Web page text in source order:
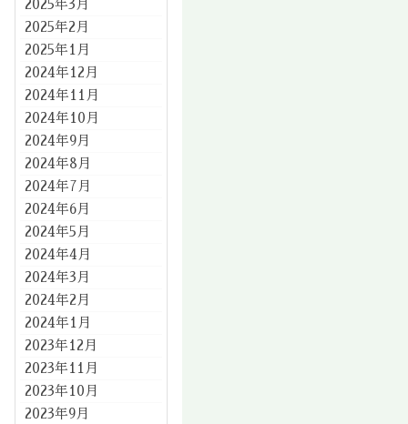
2025年3月
2025年2月
2025年1月
2024年12月
2024年11月
2024年10月
2024年9月
2024年8月
2024年7月
2024年6月
2024年5月
2024年4月
2024年3月
2024年2月
2024年1月
2023年12月
2023年11月
2023年10月
2023年9月